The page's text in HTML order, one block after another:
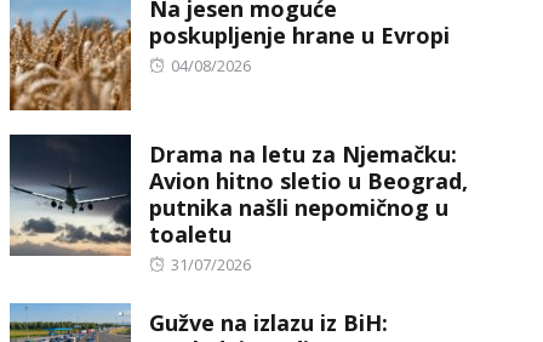
Na jesen moguće
poskupljenje hrane u Evropi
Posted
04/08/2026
Drama na letu za Njemačku:
Avion hitno sletio u Beograd,
putnika našli nepomičnog u
toaletu
Posted
31/07/2026
Gužve na izlazu iz BiH: